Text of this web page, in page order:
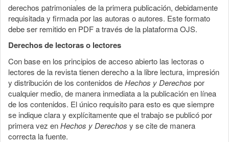
derechos patrimoniales de la primera publicación, debidamente
requisitada y firmada por las autoras o autores. Este formato
debe ser remitido en PDF a través de la plataforma OJS.
Derechos de lectoras o lectores
Con base en los principios de acceso abierto las lectoras o
lectores de la revista tienen derecho a la libre lectura, impresión
y distribución de los contenidos deHechos y Derechos por
cualquier medio, de manera inmediata a la publicación en línea
de los contenidos. El único requisito para esto es que siempre
se indique clara y explícitamente que el trabajo se publicó por
primera vez enHechos y Derechos y se cite de manera
correcta la fuente.